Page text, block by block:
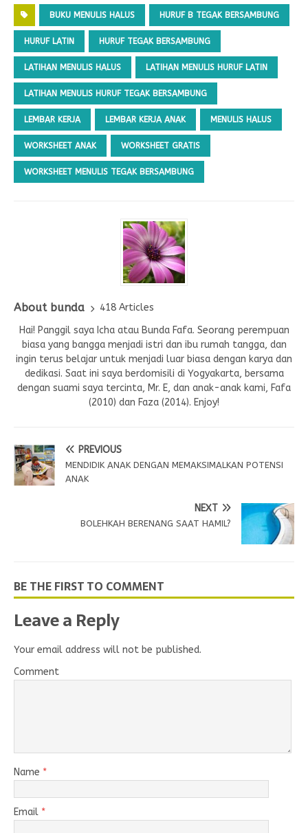
BUKU MENULIS HALUS HURUF B TEGAK BERSAMBUNG
HURUF LATIN HURUF TEGAK BERSAMBUNG
LATIHAN MENULIS HALUS LATIHAN MENULIS HURUF LATIN
LATIHAN MENULIS HURUF TEGAK BERSAMBUNG
LEMBAR KERJA LEMBAR KERJA ANAK MENULIS HALUS
WORKSHEET ANAK WORKSHEET GRATIS
WORKSHEET MENULIS TEGAK BERSAMBUNG
About bunda
418 Articles
Hai! Panggil saya Icha atau Bunda Fafa. Seorang perempuan
biasa yang bangga menjadi istri dan ibu rumah tangga, dan
ingin terus belajar untuk menjadi luar biasa dengan karya dan
dedikasi. Saat ini saya berdomisili di Yogyakarta, bersama
dengan suami saya tercinta, Mr. E, dan anak-anak kami, Fafa
(2010) dan Faza (2014). Enjoy!
PREVIOUS
MENDIDIK ANAK DENGAN MEMAKSIMALKAN POTENSI
ANAK
NEXT
BOLEHKAH BERENANG SAAT HAMIL?
BE THE FIRST TO COMMENT
Leave a Reply
Your email address will not be published.
Comment
Name *
Email *